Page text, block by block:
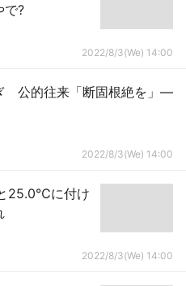
で?
2022/8/3(We) 14:00
公的往来「断固根絶を」―
2022/8/3(We) 14:00
25.0℃に付け
2022/8/3(We) 14:00